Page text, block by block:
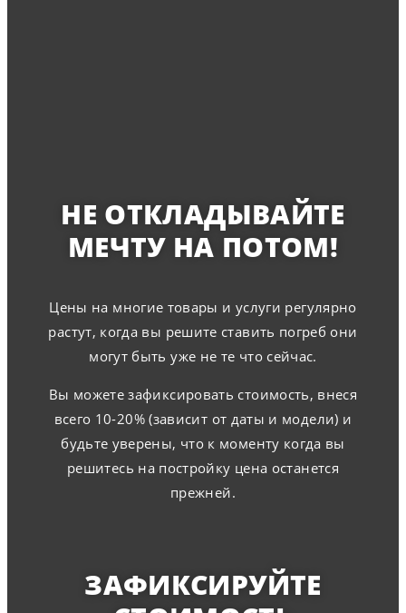
НЕ ОТКЛАДЫВАЙТЕ
МЕЧТУ НА ПОТОМ!
Цены на многие товары и услуги регулярно
растут, когда вы решите ставить погреб они
могут быть уже не те что сейчас.
Вы можете зафиксировать стоимость, внеся
всего 10-20% (зависит от даты и модели) и
будьте уверены, что к моменту когда вы
решитесь на постройку цена останется
прежней.
ЗАФИКСИРУЙТЕ